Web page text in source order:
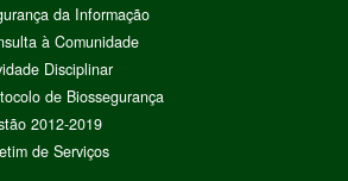
da Informação
à Comunidade
Disciplinar
de Biossegurança
2012-2019
de Serviços